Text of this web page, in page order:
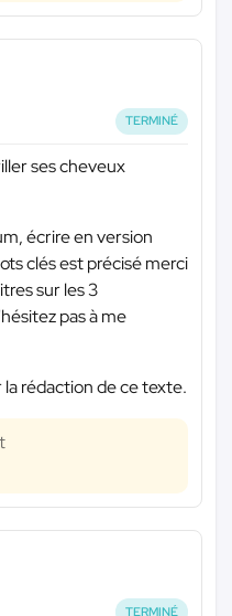
TERMINÉ
ses cheveux
écrire en version
clés est précisé merci
sur les 3
pas à me
la rédaction de ce texte.
TERMINÉ